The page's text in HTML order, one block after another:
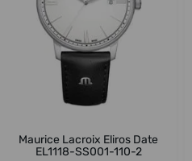
Maurice Lacroix Eliros Date
EL1118-SS001-110-2